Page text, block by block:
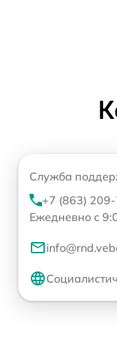
Служба
+7 (863)
Ежедневно с